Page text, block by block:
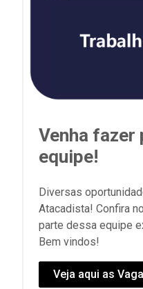
Venha fazer
equipe!
Diversas
Atacadista! Confira
parte dessa equipe
Bem vindos!
Veja aqui as